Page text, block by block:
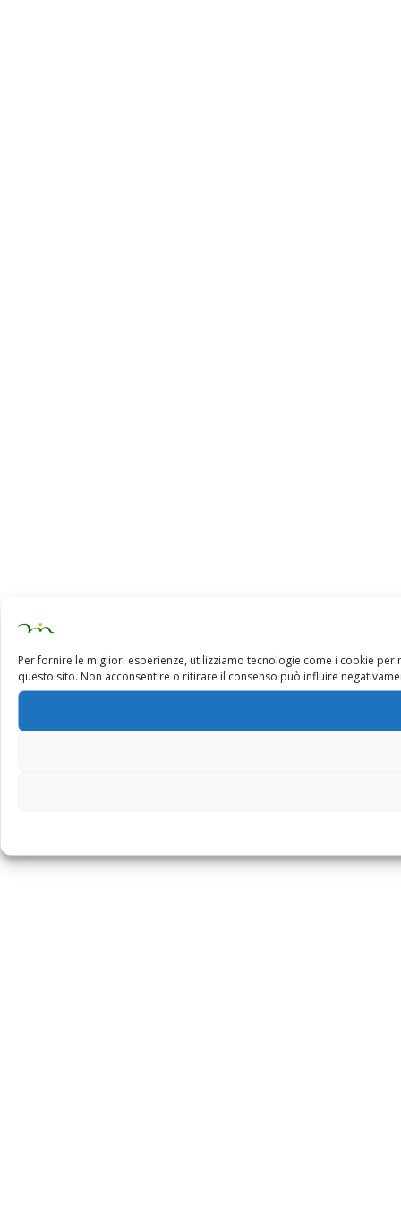
Per fornire le migliori esperienze, utilizziamo tecnologie come i cookie
questo sito. Non acconsentire o ritirare il consenso può influire